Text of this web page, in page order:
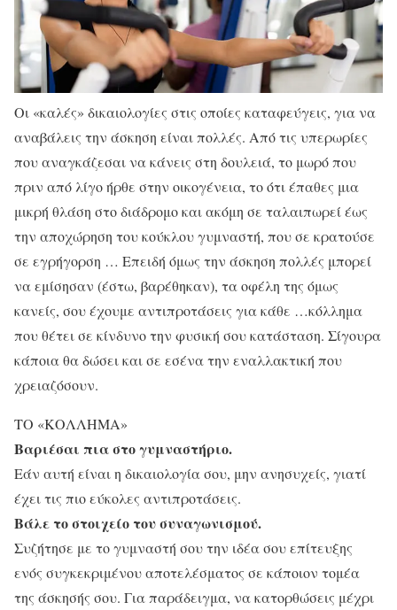
Οι «καλές» δικαιολογίες στις οποίες καταφεύγεις, για να
αναβάλεις την άσκηση είναι πολλές. Από τις υπερωρίες
που αναγκάζεσαι να κάνεις στη δουλειά, το μωρό που
πριν από λίγο ήρθε στην οικογένεια, το ότι έπαθες μια
μικρή θλάση στο διάδρομο και ακόμη σε ταλαιπωρεί έως
την αποχώρηση του κούκλου γυμναστή, που σε κρατούσε
σε εγρήγορση … Επειδή όμως την άσκηση πολλές μπορεί
να εμίσησαν (έστω, βαρέθηκαν), τα οφέλη της όμως
κανείς, σου έχουμε αντιπροτάσεις για κάθε …κόλλημα
που θέτει σε κίνδυνο την φυσική σου κατάσταση. Σίγουρα
κάποια θα δώσει και σε εσένα την εναλλακτική που
χρειαζόσουν.
ΤΟ «ΚΟΛΛΗΜΑ»
Βαριέσαι πια στο γυμναστήριο.
Εάν αυτή είναι η δικαιολογία σου, μην ανησυχείς, γιατί
έχει τις πιο εύκολες αντιπροτάσεις.
Βάλε το στοιχείο του συναγωνισμού.
Συζήτησε με το γυμναστή σου την ιδέα σου επίτευξης
ενός συγκεκριμένου αποτελέσματος σε κάποιον τομέα
της άσκησής σου. Για παράδειγμα, να κατορθώσεις μέχρι